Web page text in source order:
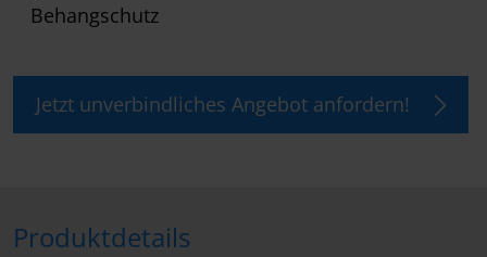
Behangschutz
Jetzt unverbindliches Angebot anfordern!
Produktdetails